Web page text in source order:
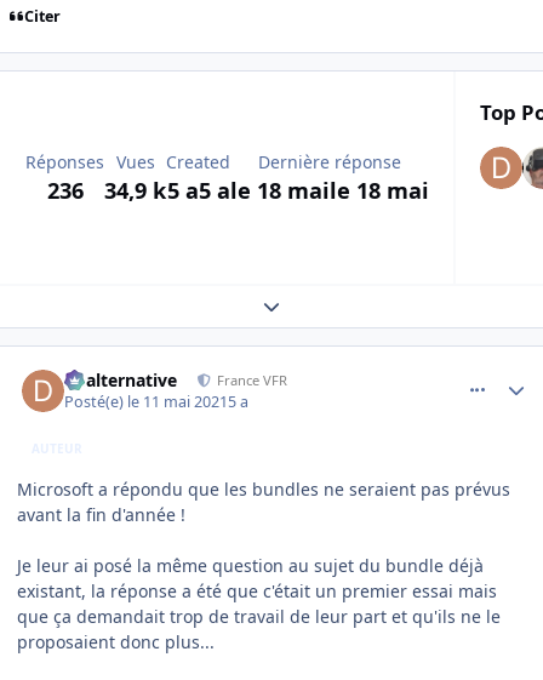
Citer
Réponses
236
Vues
34,9 k
Created
5 a5 a
Dernière réponse
le 18 maile 18 mai
Top
Expand topic overview
dbalternative France VFR
Posté(e) le 11 mai 20215 a
AUTEUR
Microsoft a répondu que les bundles ne seraient pas prévus
avant la fin d'année !
Je leur ai posé la même question au sujet du bundle déjà
existant, la réponse a été que c'était un premier essai mais
que ça demandait trop de travail de leur part et qu'ils ne le
proposaient donc plus...